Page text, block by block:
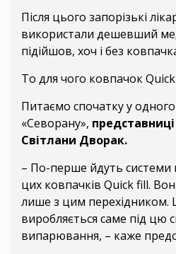
Після цього запорізькі
використали дешевший
підійшов, хоч і без
То для чого ковпачок
Питаємо спочатку у
«Севорану»,
Світлани Дворак.
– По-перше йдуть системи
цих ковпачків Quick fill.
лише з цим перехідником.
виробляється саме під цю
випарювання, – каже